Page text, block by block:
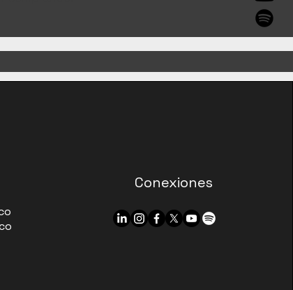
Conexiones